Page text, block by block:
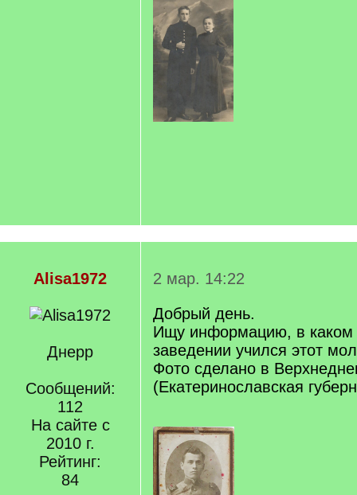
Alisa1972
Днерр
Сообщений:
112
На сайте с
2010 г.
Рейтинг:
84
2 мар. 14:22
Добрый день.
Ищу информацию, в каком
заведении учился этот
Фото сделано в
(Екатеринославская